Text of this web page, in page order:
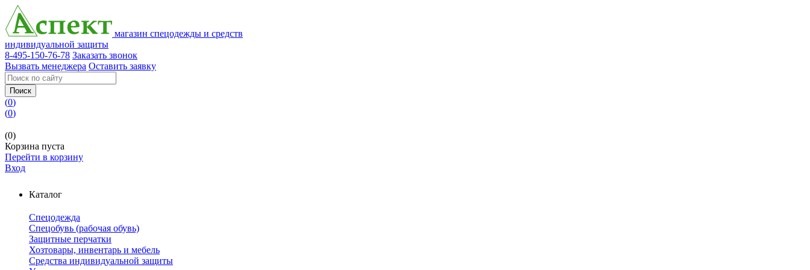
магазин спецодежды и средств
индивидуальной защиты
8-495-150-76-78 Заказать звонок
Вызвать менеджера Оставить заявку
Поиск
(0)
(0)
(0)
Корзина пуста
Перейти в корзину
Вход
Каталог
Спецодежда
Спецобувь (рабочая обувь)
Защитные перчатки
Хозтовары, инвентарь и мебель
Средства индивидуальной защиты